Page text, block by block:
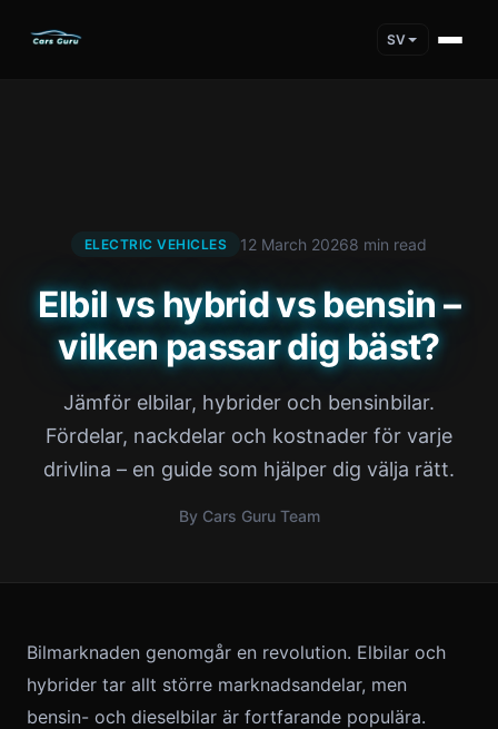
SV
ELECTRIC VEHICLES 12 March 20268 min read
Elbil vs hybrid vs bensin –
vilken passar dig bäst?
Jämför elbilar, hybrider och bensinbilar.
Fördelar, nackdelar och kostnader för varje
drivlina – en guide som hjälper dig välja rätt.
By Cars Guru Team
Bilmarknaden genomgår en revolution. Elbilar och
hybrider tar allt större marknadsandelar, men
bensin- och dieselbilar är fortfarande populära.